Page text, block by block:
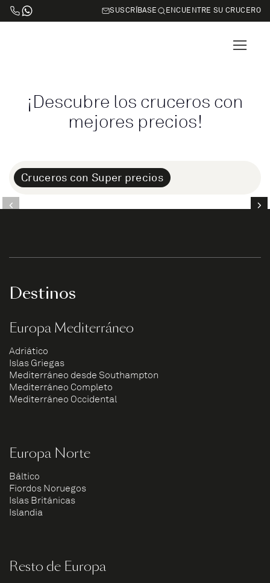
SUSCRÍBASE ENCUENTRE SU CRUCERO
¡Descubre los cruceros con
mejores precios!
Cruceros con Super precios
Destinos
Europa Mediterráneo
Adriático
Islas Griegas
Mediterráneo desde Southampton
Mediterráneo Completo
Mediterráneo Occidental
Europa Norte
Báltico
Fiordos Noruegos
Islas Británicas
Islandia
Resto de Europa